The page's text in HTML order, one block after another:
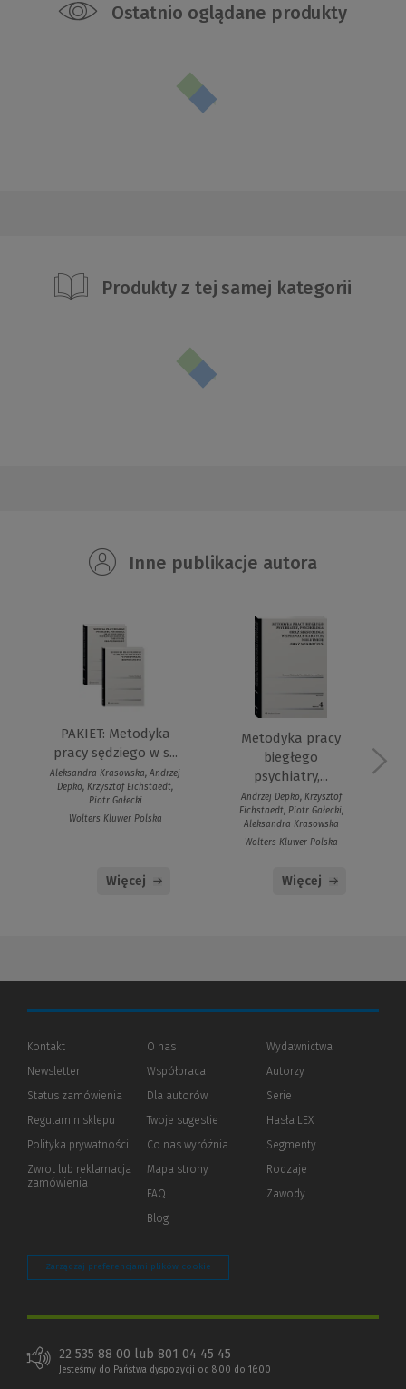
Ostatnio oglądane produkty
Produkty z tej samej kategorii
Inne publikacje autora
PAKIET: Metodyka
pracy sędziego w s...
Aleksandra Krasowska, Andrzej
Depko, Krzysztof Eichstaedt,
Piotr Gałecki
Wolters Kluwer Polska
Więcej
Metodyka pracy
biegłego
psychiatry,...
Andrzej Depko, Krzysztof
Eichstaedt, Piotr Gałecki,
Aleksandra Krasowska
Wolters Kluwer Polska
Więcej
Kontakt
Newsletter
Status zamówienia
Regulamin sklepu
Polityka prywatności (Nowe
(Link
innej
Zwrot lub reklamacja
zamówienia
O nas
Współpraca
Dla autorów(Nowe
(Link
innej
Twoje sugestie
Co nas wyróżnia
Mapa strony
FAQ
Blog
Wydawnictwa
Autorzy
Serie
Hasła LEX
Segmenty
Rodzaje
Zawody
Zarządzaj preferencjami plików cookie
22 535 88 00 lub 801 04 45 45
Jesteśmy do Państwa dyspozycji od 8:00 do 16:00